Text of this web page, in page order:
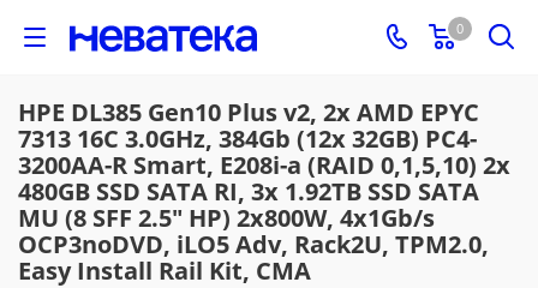
0
HPE DL385 Gen10 Plus v2, 2x AMD EPYC
7313 16C 3.0GHz, 384Gb (12x 32GB) PC4-
3200AA-R Smart, E208i-a (RAID 0,1,5,10) 2x
480GB SSD SATA RI, 3x 1.92TB SSD SATA
MU (8 SFF 2.5" HP) 2x800W, 4x1Gb/s
OCP3noDVD, iLO5 Adv, Rack2U, TPM2.0,
Easy Install Rail Kit, CMA